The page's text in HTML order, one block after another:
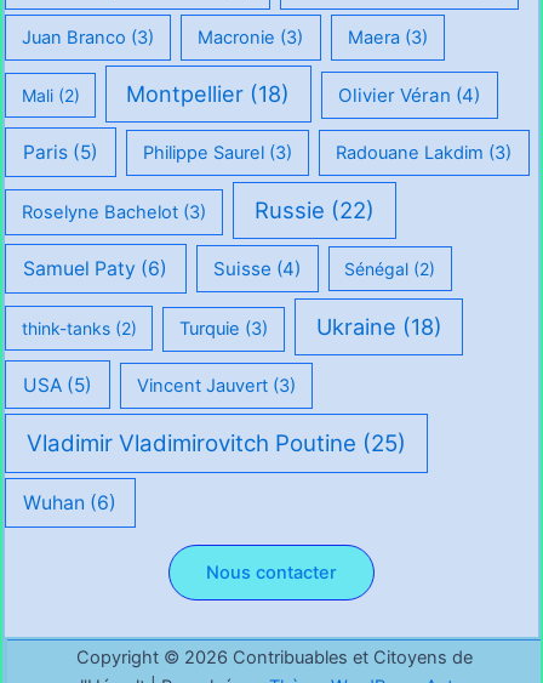
Juan Branco (3) Macronie (3) Maera (3)
Mali(2) Montpellier (18) Olivier Véran (4)
Paris(5) Philippe Saurel (3) Radouane Lakdim (3)
Roselyne Bachelot (3) Russie (22)
Samuel Paty (6) Suisse (4) Sénégal (2)
think-tanks(2) Turquie (3) Ukraine (18)
USA(5) Vincent Jauvert (3)
Vladimir Vladimirovitch Poutine (25)
Wuhan (6)
Nous contacter
Copyright © 2026 Contribuables et Citoyens de